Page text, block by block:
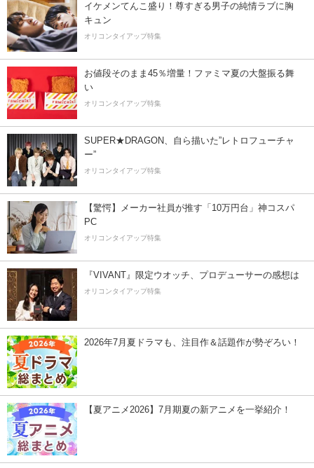
イケメンてんこ盛り！尊すぎる男子の純情ラブに胸
キュン
オリコンタイアップ特集
お値段そのまま45％増量！ファミマ夏の大盤振る舞
い
オリコンタイアップ特集
SUPER★DRAGON、自ら描いた”レトロフューチャ
ー”
オリコンタイアップ特集
【驚愕】メーカー社員が推す「10万円台」神コスパ
PC
オリコンタイアップ特集
『VIVANT』限定ウオッチ、プロデューサーの感想は
オリコンタイアップ特集
2026年7月夏ドラマも、注目作＆話題作が勢ぞろい！
【夏アニメ2026】7月期夏の新アニメを一挙紹介！